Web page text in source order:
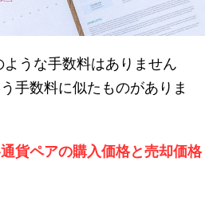
うな手数料はありません
手数料に似たものがありま
貨ペアの購入価格と売却価格